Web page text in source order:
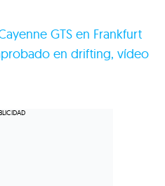
GTS en Frankfurt
en drifting, vídeo